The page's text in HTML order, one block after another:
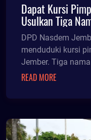
Dapat Kursi
Usulkan Tiga
DPD Nasdem
menduduki kursi
Jember. Tiga
Setiawan, David
READ MORE